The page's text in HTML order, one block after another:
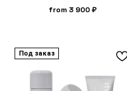
from 3 900₽
Под заказ